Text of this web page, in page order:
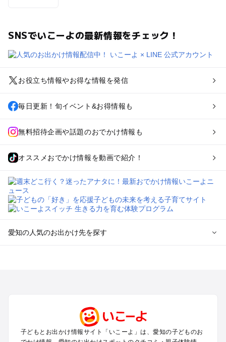
SNSでいこーよの最新情報をチェック！
お役立ち情報やお得な情報を発信
毎日更新！旬イベント&お得情報も
無料招待企画や話題のおでかけ情報も
オススメおでかけ情報を動画で紹介！
愛知の人気のお出かけ先を探す
犬山・一宮・小牧・瀬戸・各務原・尾張のプールお出かけ
知多半島（常滑・半田・南知多）のプールお出かけ
子どもとお出かけ情報サイト「いこーよ」は、愛知の子どものお